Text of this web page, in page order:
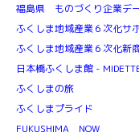
福島県 ものづくり企業デ
ふくしま地域産業６次化サ
ふくしま地域産業６次化新
日本橋ふくしま館 -
ふくしまの旅
ふくしまプライド
FUKUSHIMA NOW